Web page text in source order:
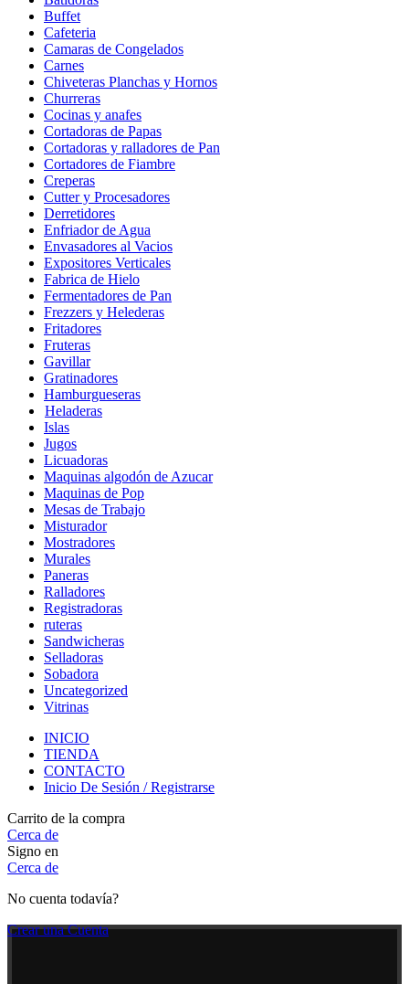
Buffet
Cafeteria
Camaras de Congelados
Carnes
Chiveteras Planchas y Hornos
Churreras
Cocinas y anafes
Cortadoras de Papas
Cortadoras y ralladores de Pan
Cortadores de Fiambre
Creperas
Cutter y Procesadores
Derretidores
Enfriador de Agua
Envasadores al Vacios
Expositores Verticales
Fabrica de Hielo
Fermentadores de Pan
Frezzers y Helederas
Fritadores
Fruteras
Gavillar
Gratinadores
Hamburgueseras
Heladeras
Islas
Jugos
Licuadoras
Maquinas algodón de Azucar
Maquinas de Pop
Mesas de Trabajo
Misturador
Mostradores
Murales
Paneras
Ralladores
Registradoras
ruteras
Sandwicheras
Selladoras
Sobadora
Uncategorized
Vitrinas
INICIO
TIENDA
CONTACTO
Inicio De Sesión / Registrarse
Carrito de la compra
Cerca de
Signo en
Cerca de
No cuenta todavía?
Crear una Cuenta